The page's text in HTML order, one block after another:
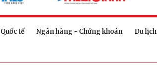
Quốc tế Ngân hàng - Chứng khoán Du lịch